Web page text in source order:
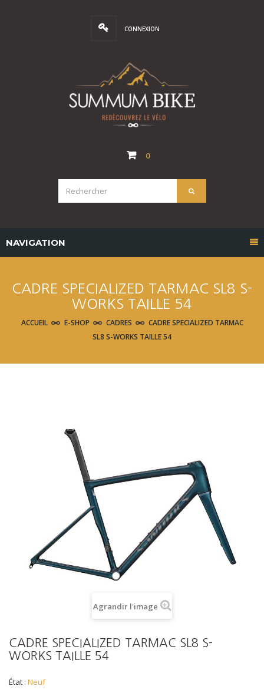
CONNEXION
0
NAVIGATION
CADRE SPECIALIZED TARMAC SL8 S-
WORKS TAILLE 54
ACCUEIL E-SHOP CADRES
CADRE SPECIALIZED TARMAC
SL8 S-WORKS TAILLE 54
Agrandir l'image
CADRE SPECIALIZED TARMAC SL8 S-
WORKS TAILLE 54
État : Neuf